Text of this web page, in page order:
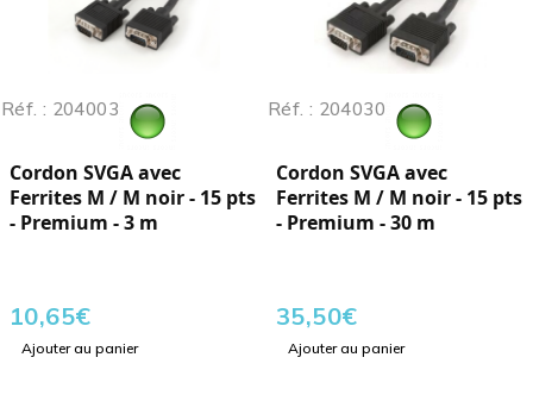
Réf. : 204003
Cordon SVGA avec
Ferrites M / M noir - 15 pts
- Premium - 3 m
10,65€
Ajouter au panier
Réf. : 204030
Cordon SVGA avec
Ferrites M / M noir - 15 pts
- Premium - 30 m
35,50€
Ajouter au panier